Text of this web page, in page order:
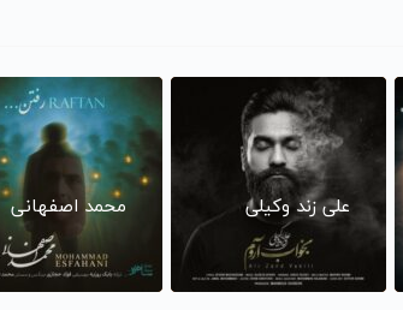
علی زند وکیلی محمد اصفهانی